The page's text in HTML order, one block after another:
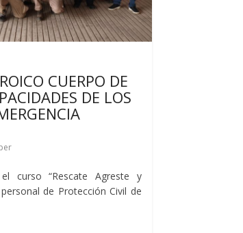
CUERPO DE
DE LOS
curso “Rescate Agreste y
de Protección Civil de